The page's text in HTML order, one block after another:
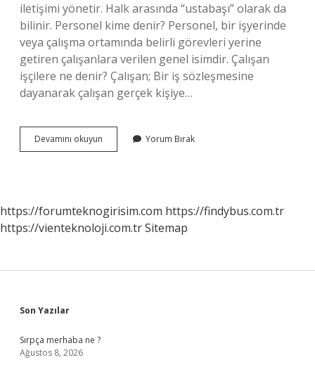
iletişimi yönetir. Halk arasında “ustabaşı” olarak da
bilinir. Personel kime denir? Personel, bir işyerinde
veya çalışma ortamında belirli görevleri yerine
getiren çalışanlara verilen genel isimdir. Çalışan
işçilere ne denir? Çalışan; Bir iş sözleşmesine
dayanarak çalışan gerçek kişiye…
Devamını okuyun
Calisana
Yorum Bırak
https://forumteknogirisim.com https://findybus.com.tr
https://vienteknoloji.com.trSitemap
Sidebar
Son Yazılar
Sırpça merhaba ne ?
Ağustos 8, 2026